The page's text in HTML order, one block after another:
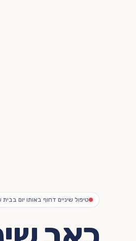
טיפול שיניים דחוף באותו יום